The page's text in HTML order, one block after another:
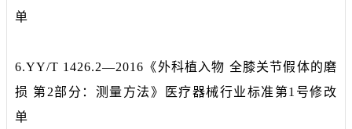
单
6.YY/T 1426.2—2016《外科植入物 全膝关节假体的磨
损 第2部分：测量方法》医疗器械行业标准第1号修改
单